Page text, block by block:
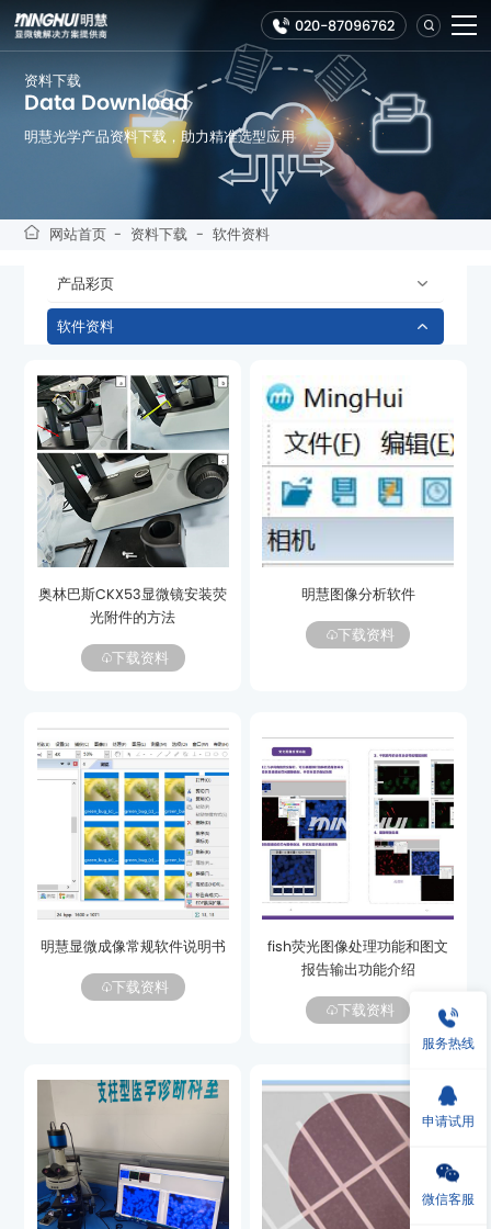
020-87096762
资料下载
Data Download
明慧光学产品资料下载，助力精准选型应用
网站首页 - 资料下载 - 软件资料
产品彩页
软件资料
光附件的方法
下载资料
明慧图像分析软件
下载资料
明慧显微成像常规软件说明书
下载资料
报告输出功能介绍
下载资料
服务热线
申请试用
微信客服